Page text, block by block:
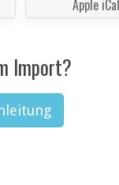
Apple iCal
Import?